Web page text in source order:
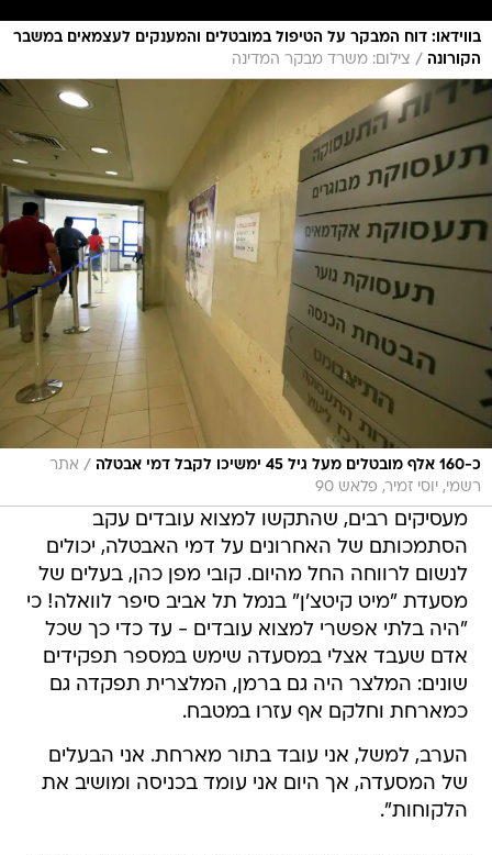
בווידאו: דוח המבקר על הטיפול במובטלים והמענקים לעצמאים במשבר
הקורונה / צילום: משרד מבקר המדינה
כ-160 אלף מובטלים מעל גיל 45 ימשיכו לקבל דמי אבטלה / אתר
רשמי, יוסי זמיר, פלאש 90
מעסיקים רבים, שהתקשו למצוא עובדים עקב
הסתמכותם של האחרונים על דמי האבטלה, יכולים
לנשום לרווחה החל מהיום. קובי מפן כהן, בעלים של
מסעדת "מיט קיטצ'ן" בנמל תל אביב סיפר לוואלה! כי
"היה בלתי אפשרי למצוא עובדים - עד כדי כך שכל
אדם שעבד אצלי במסעדה שימש במספר תפקידים
שונים: המלצר היה גם ברמן, המלצרית תפקדה גם
כמארחת וחלקם אף עזרו במטבח.
הערב, למשל, אני עובד בתור מארחת. אני הבעלים
של המסעדה, אך היום אני עומד בכניסה ומושיב את
הלקוחות".